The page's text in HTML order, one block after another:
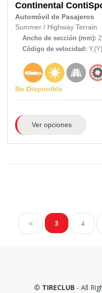
Continental
Automóvil de Pasajeros
Summer / Highway Terrain
Ancho de sección (mm):
Código de velocidad: Y,(Y)
No Disponible
Ver opciones
< 3 4
© TIRECLUB - All